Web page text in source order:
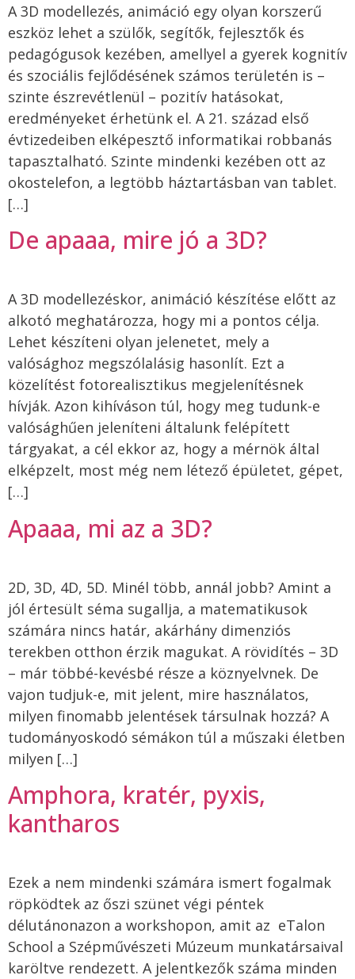
A 3D modellezés, animáció egy olyan korszerű
eszköz lehet a szülők, segítők, fejlesztők és
pedagógusok kezében, amellyel a gyerek kognitív
és szociális fejlődésének számos területén is –
szinte észrevétlenül – pozitív hatásokat,
eredményeket érhetünk el. A 21. század első
évtizedeiben elképesztő informatikai robbanás
tapasztalható. Szinte mindenki kezében ott az
okostelefon, a legtöbb háztartásban van tablet.
[…]
De apaaa, mire jó a 3D?
A 3D modellezéskor, animáció készítése előtt az
alkotó meghatározza, hogy mi a pontos célja.
Lehet készíteni olyan jelenetet, mely a
valósághoz megszólalásig hasonlít. Ezt a
közelítést fotorealisztikus megjelenítésnek
hívják. Azon kihíváson túl, hogy meg tudunk-e
valósághűen jeleníteni általunk felépített
tárgyakat, a cél ekkor az, hogy a mérnök által
elképzelt, most még nem létező épületet, gépet,
[…]
Apaaa, mi az a 3D?
2D, 3D, 4D, 5D. Minél több, annál jobb? Amint a
jól értesült séma sugallja, a matematikusok
számára nincs határ, akárhány dimenziós
terekben otthon érzik magukat. A rövidítés – 3D
– már többé-kevésbé része a köznyelvnek. De
vajon tudjuk-e, mit jelent, mire használatos,
milyen finomabb jelentések társulnak hozzá? A
tudományoskodó sémákon túl a műszaki életben
milyen […]
Amphora, kratér, pyxis,
kantharos
Ezek a nem mindenki számára ismert fogalmak
röpködtek az őszi szünet végi péntek
délutánonazon a workshopon, amit az eTalon
School a Szépművészeti Múzeum munkatársaival
karöltve rendezett. A jelentkezők száma minden